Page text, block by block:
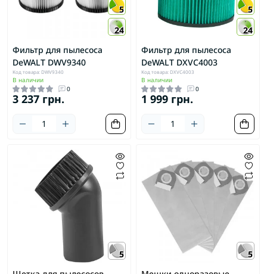
5
24
Фильтр для пылесоса
DeWALT DWV9340
Код товара: DWV9340
В наличии
0
3 237 грн.
5
24
Фильтр для пылесоса
DeWALT DXVC4003
Код товара: DXVC4003
В наличии
0
1 999 грн.
5
5